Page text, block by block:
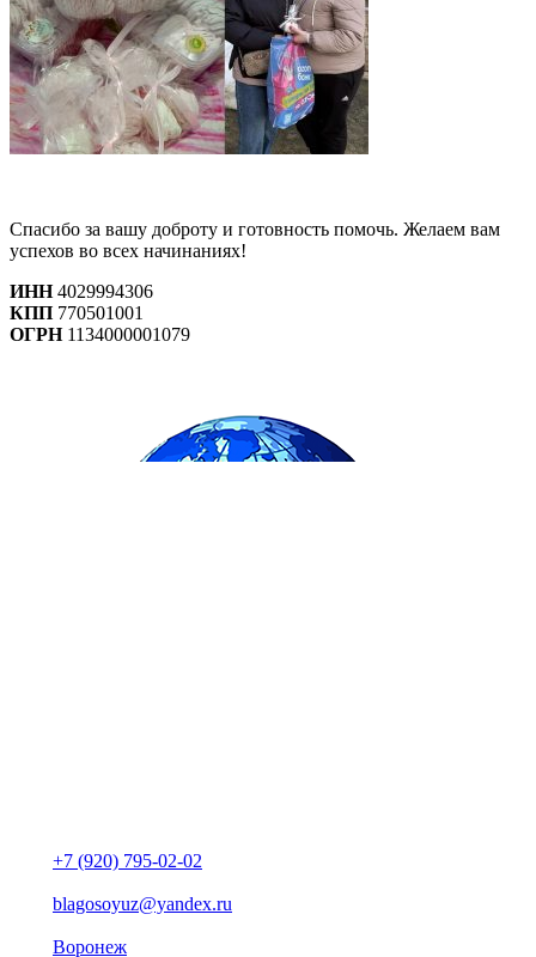
Спасибо за вашу доброту и готовность помочь. Желаем вам
успехов во всех начинаниях!
ИНН4029994306
КПП 770501001
ОГРН1134000001079
+7 (920) 795-02-02
blagosoyuz@yandex.ru
Воронеж